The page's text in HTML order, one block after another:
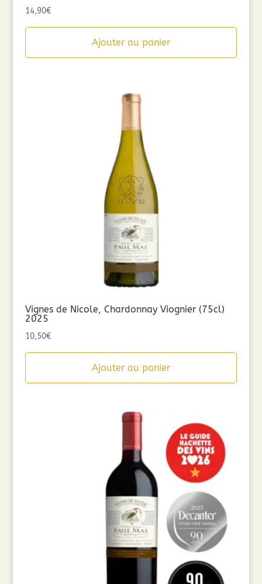
14,90€
Ajouter au panier
Vignes de Nicole, Chardonnay Viognier (75cl)
2025
10,50€
Ajouter au panier